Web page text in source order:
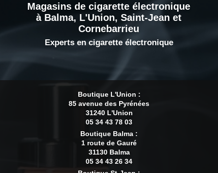
Magasins de cigarette électronique
à Balma, L'Union, Saint-Jean et
Cornebarrieu
Experts en cigarette électronique
Boutique L'Union :
85 avenue des Pyrénées
31240 L'Union
05 34 43 78 03
Boutique Balma :
1 route de Gauré
31130 Balma
05 34 43 26 34